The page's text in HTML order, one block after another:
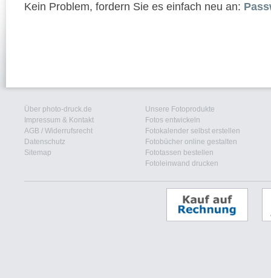
Kein Problem, fordern Sie es einfach neu an:
Über photo-druck.de
Impressum & Kontakt
AGB / Widerrufsrecht
Datenschutz
Sitemap
Unsere Fotoprodukte
Fotos entwickeln
Fotokalender selbst erstellen
Fotobücher online gestalten
Fototassen bestellen
Fotoleinwand drucken